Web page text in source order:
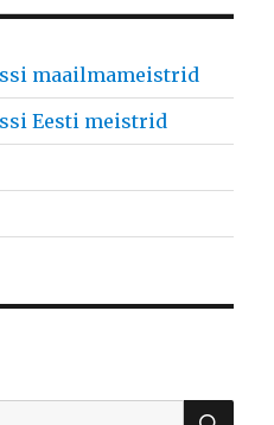
maailmameistrid
Eesti meistrid